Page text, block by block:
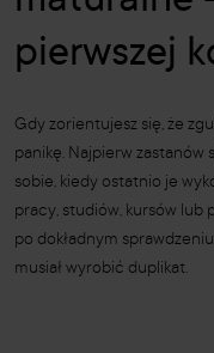
pierwszej
Gdy zorientujesz się, że
panikę. Najpierw zastanów
sobie, kiedy ostatnio je
pracy, studiów, kursów lub
po dokładnym
musiał wyrobić duplikat.